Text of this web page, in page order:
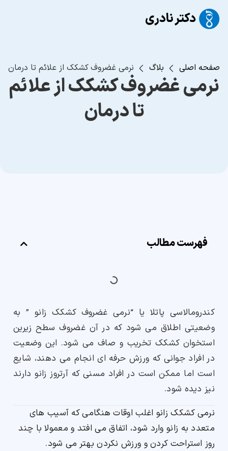
صفحه اصلی بلاگ نرمی غضروف کشکک از علائم تا درمان
نرمی غضروف کشکک از علائم
تا درمان
فهرست مطالب
کندرومالاسی پاتلا یا “نرمی غضروف کشکک زانو ” به
وضعیتی اطلاق می شود که در آن غضروف سطح زیرین
استخوان کشکک تخریب و صاف می شود. این وضعیت
در افراد جوانی که ورزش حرفه ای انجام می دهند، شایع
است اما ممکن است در افراد مسنی که آرتروز زانو دارند
نیز دیده شود.
نرمی کشکک زانو اغلب اوقات هنگامی که آسیب های
متعدد به زانو وارد شود، اتفاق می افتد و معمولا با چند
روز استراحت کردن و ورزش نکردن بهتر می شود.